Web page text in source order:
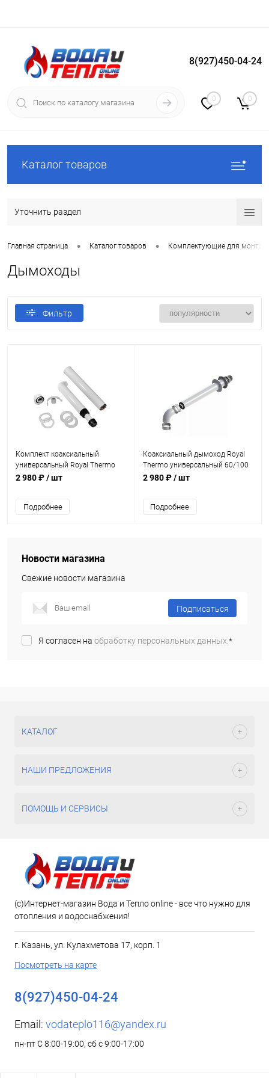
Вход Регистрация
8(927)450-04-24
0 0
Каталог товаров
Уточнить раздел
Главная страница • Каталог товаров • Комплектующие для
Дымоходы
Фильтр
Комплект коаксиальный
универсальный Royal Thermo
Антилед 60/100 1000мм
2 980 ₽/ шт
Подробнее
Коаксиальный дымоход Royal
Thermo универсальный 60/100
2 980 ₽/ шт
Подробнее
Новости магазина
Свежие новости магазина
Подписаться
Я согласен на обработку персональных данных.*
КАТАЛОГ
НАШИ ПРЕДЛОЖЕНИЯ
ПОМОЩЬ И СЕРВИСЫ
(c)Интернет-магазин Вода и Тепло online - все что нужно для
отопления и водоснабжения!
г. Казань, ул. Кулахметова 17, корп. 1
Посмотреть на карте
8(927)450-04-24
Email: vodateplo116@yandex.ru
пн-пт С 8:00-19:00, сб с 9:00-17:00